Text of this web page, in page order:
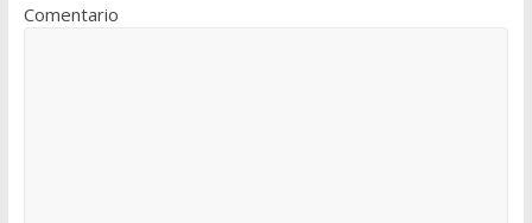
Comentario